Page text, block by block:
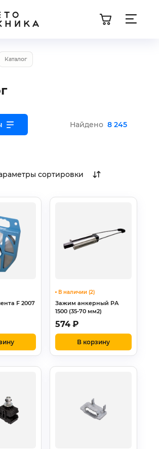
Каталог
Найдено 8 245
сортировки
F 2007
В наличии (2)
Зажим анкерный РА
1500 (35-70 мм2)
574 ₽
В корзину